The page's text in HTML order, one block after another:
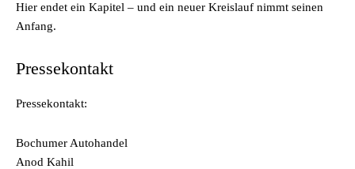
Hier endet ein Kapitel – und ein neuer Kreislauf nimmt seinen
Anfang.
Pressekontakt
Pressekontakt:
Bochumer Autohandel
Anod Kahil